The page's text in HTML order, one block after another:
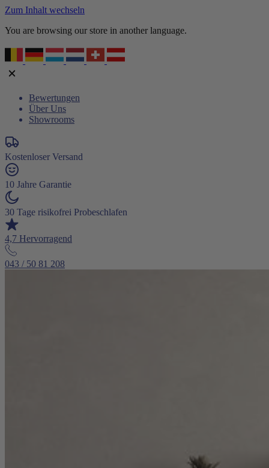
Zum Inhalt wechseln
You are browsing our store in another language.
Bewertungen
Über Uns
Showrooms
Kostenloser Versand
10 Jahre Garantie
30 Tage risikofrei Probeschlafen
4,7 Hervorragend
043 / 50 81 208